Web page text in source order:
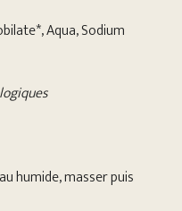
Aqua, Sodium
humide, masser puis